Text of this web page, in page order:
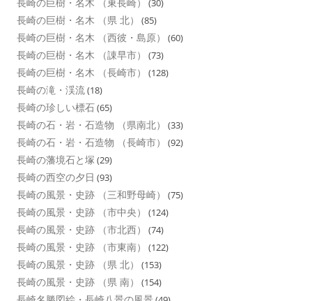
長崎の巨樹・名木 （東長崎） (30)
長崎の巨樹・名木 （県 北） (85)
長崎の巨樹・名木 （西彼・島原） (60)
長崎の巨樹・名木 （諌早市） (73)
長崎の巨樹・名木 （長崎市） (128)
長崎の滝・渓流(18)
長崎の珍しい標石(65)
長崎の石・岩・石造物 （県南北） (33)
長崎の石・岩・石造物 （長崎市） (92)
長崎の藩境石と塚 (29)
長崎の西空の夕日 (93)
長崎の風景・史跡 （三和野母崎） (75)
長崎の風景・史跡 （市中央） (124)
長崎の風景・史跡 （市北西） (74)
長崎の風景・史跡 （市東南） (122)
長崎の風景・史跡 （県 北） (153)
長崎の風景・史跡 （県 南） (154)